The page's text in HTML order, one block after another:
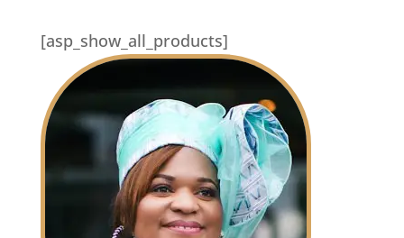
[asp_show_all_products]